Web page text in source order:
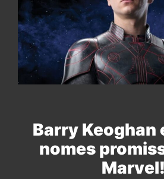
Barry Keoghan
nomes
Marvel!